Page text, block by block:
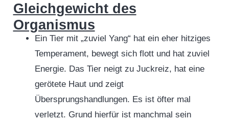
Gleichgewicht des
Organismus
Ein Tier mit „zuviel Yang“ hat ein eher hitziges
Temperament, bewegt sich flott und hat zuviel
Energie. Das Tier neigt zu Juckreiz, hat eine
gerötete Haut und zeigt
Übersprungshandlungen. Es ist öfter mal
verletzt. Grund hierfür ist manchmal sein